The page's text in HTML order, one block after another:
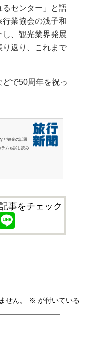
るセンター」と語
業協会の浅子和
、観光業界発展
返り、これまで
で50周年を祝っ
ど観光の話題
ムも試し読み
事をチェック
Hatena
せん。 ※ が付いている